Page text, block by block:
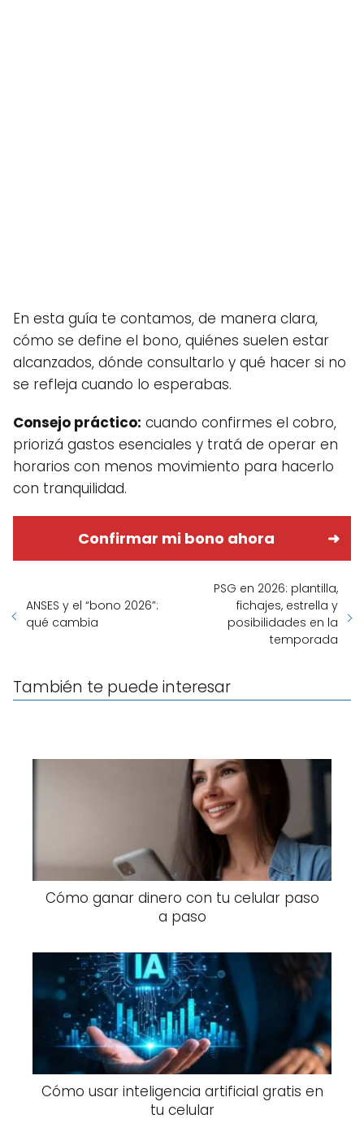
En esta guía te contamos, de manera clara,
cómo se define el bono, quiénes suelen estar
alcanzados, dónde consultarlo y qué hacer si no
se refleja cuando lo esperabas.
Consejo práctico: cuando confirmes el cobro,
priorizá gastos esenciales y tratá de operar en
horarios con menos movimiento para hacerlo
con tranquilidad.
Confirmar mi bono ahora
ANSES y el “bono 2026”:
qué cambia
PSG en 2026: plantilla,
fichajes, estrella y
posibilidades en la
temporada
También te puede interesar
Cómo ganar dinero con tu celular paso
a paso
Cómo usar inteligencia artificial gratis en
tu celular